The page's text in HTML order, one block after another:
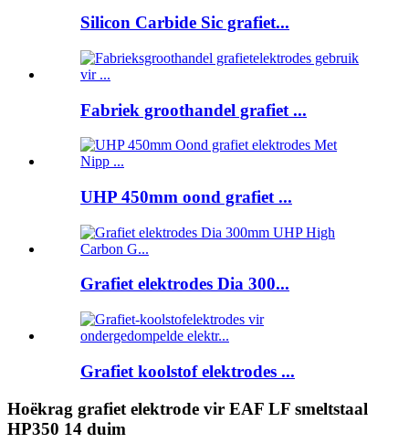
Silicon Carbide Sic grafiet...
Fabriek groothandel grafiet ...
UHP 450mm oond grafiet ...
Grafiet elektrodes Dia 300...
Grafiet koolstof elektrodes ...
Hoëkrag grafiet elektrode vir EAF LF smeltstaal
HP350 14 duim